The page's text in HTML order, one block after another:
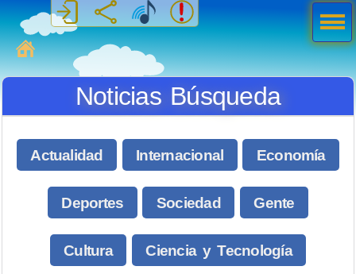
MiSabueso
Noticias Búsqueda
Actualidad Internacional Economía
Deportes Sociedad Gente
Cultura Ciencia y Tecnología
Men
ú